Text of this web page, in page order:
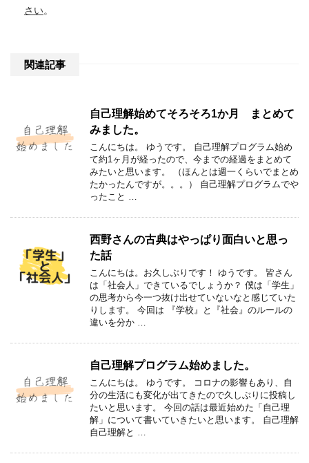
さい。
関連記事
自己理解始めてそろそろ1か月 まとめて
みました。
こんにちは。 ゆうです。 自己理解プログラム始め
て約1ヶ月が経ったので、今までの経過をまとめて
みたいと思います。 （ほんとは週一くらいでまとめ
たかったんですが。。。） 自己理解プログラムでや
ったこと …
西野さんの古典はやっぱり面白いと思っ
た話
こんにちは。お久しぶりです！ ゆうです。 皆さん
は「社会人」できているでしょうか？ 僕は「学生」
の思考から今一つ抜け出せていないなと感じていた
りします。 今回は 『学校』と『社会』のルールの
違いを分か …
自己理解プログラム始めました。
こんにちは。 ゆうです。 コロナの影響もあり、自
分の生活にも変化が出てきたので久しぶりに投稿し
たいと思います。 今回の話は最近始めた「自己理
解」について書いていきたいと思います。 自己理解
自己理解と …